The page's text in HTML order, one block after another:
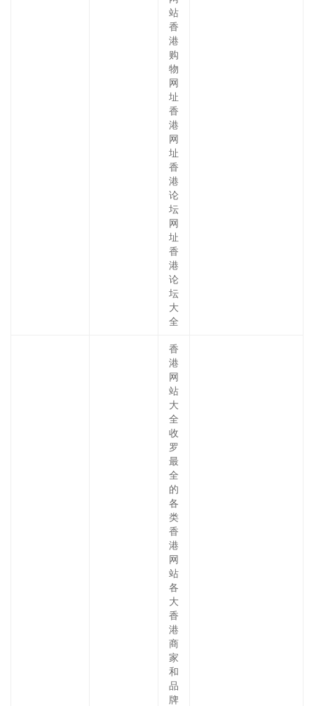
站
香
港
购
物
网
址
香
港
网
址
香
港
论
坛
网
址
香
港
论
坛
大
全
香
港
网
站
大
全
收
罗
最
全
的
各
类
香
港
网
站
各
大
香
港
商
家
和
品
牌